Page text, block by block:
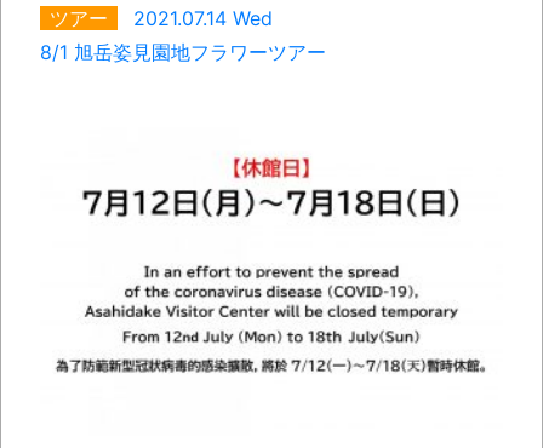
ツアー
2021.07.14 Wed
8/1 旭岳姿見園地フラワーツアー